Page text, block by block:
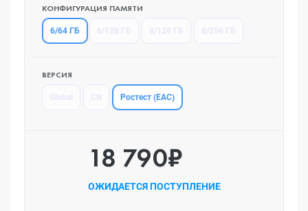
КОНФИГУРАЦИЯ ПАМЯТИ
6/64 ГБ
ВЕРСИЯ
Ростест (EAC)
18 790₽
ОЖИДАЕТСЯ ПОСТУПЛЕНИЕ